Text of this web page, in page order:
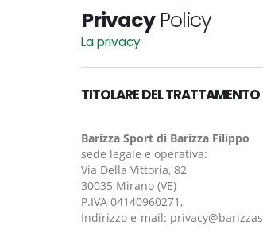
PrivacyPolicy
La privacy
TITOLARE DEL
Barizza Sport di Barizza Filippo
sede legale e operativa:
Via Della Vittoria, 82
30035 Mirano (VE)
P.IVA 04140960271,
Indirizzo e-mail: